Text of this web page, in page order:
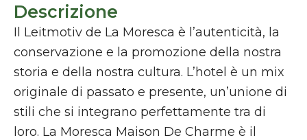
Descrizione
Il Leitmotiv de La Moresca è l’autenticità, la
conservazione e la promozione della nostra
storia e della nostra cultura. L’hotel è un mix
originale di passato e presente, un’unione di
stili che si integrano perfettamente tra di
loro. La Moresca Maison De Charme è il